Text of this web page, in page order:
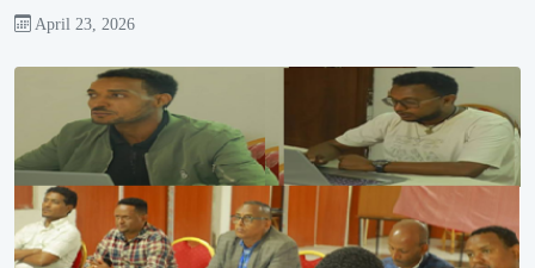
April 23, 2026